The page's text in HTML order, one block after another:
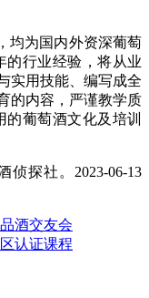
均为国内外资深葡萄
的行业经验，将从业
实用技能、编写成全
的内容，严谨教学质
葡萄酒文化及培训
探社。2023-06-13
酒交友会
认证课程